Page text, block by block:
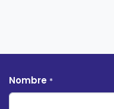
Nombre *